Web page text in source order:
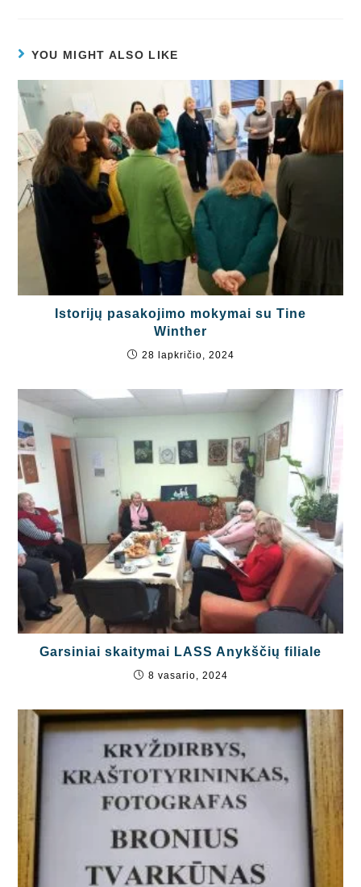
YOU MIGHT ALSO LIKE
Istorijų pasakojimo mokymai su Tine
Winther
28 lapkričio, 2024
Garsiniai skaitymai LASS Anykščių filiale
8 vasario, 2024